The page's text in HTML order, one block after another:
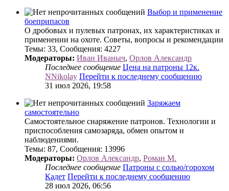
Выбор и применение
боеприпасов
О дробовых и пулевых патронах, их характеристиках и
применении на охоте. Советы, вопросы и рекомендации
Темы: 33, Сообщения: 4227
Модераторы: Иван Иваныч, Орлов Александр
Последнее сообщение Цена на патроны 12к.
NNikolay Перейти к последнему сообщению
31 июл 2026, 19:58
Заряжаем
самостоятельно
Самостоятельное снаряжение патронов. Технологии и
приспособления самозаряда, обмен опытом и
наблюдениями.
Темы: 87, Сообщения: 13996
Модераторы: Орлов Александр, Роман М.
Последнее сообщение Патроны с солью/горохом
Кадет Перейти к последнему сообщению
28 июл 2026, 06:56